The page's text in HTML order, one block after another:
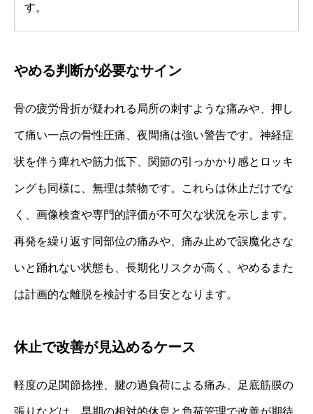
す。
やめる判断が必要なサイン
骨の疲労骨折が疑われる局所の刺すような痛みや、押し
て痛い一点の骨性圧痛、夜間痛は強い警告です。神経症
状を伴う痺れや筋力低下、関節の引っかかり感とロッキ
ングも同様に、無理は禁物です。これらは休止だけでな
く、画像検査や専門的評価が不可欠な状況を示します。
再発を繰り返す同部位の痛みや、痛み止めで誤魔化さな
いと踊れない状態も、長期化リスクが高く、やめるまた
は計画的な離脱を検討する目安となります。
休止で改善が見込めるケース
軽度の足関節捻挫、腱の過負荷による痛み、足底筋膜の
張りなどは、早期の相対的休息と負荷管理で改善が期待